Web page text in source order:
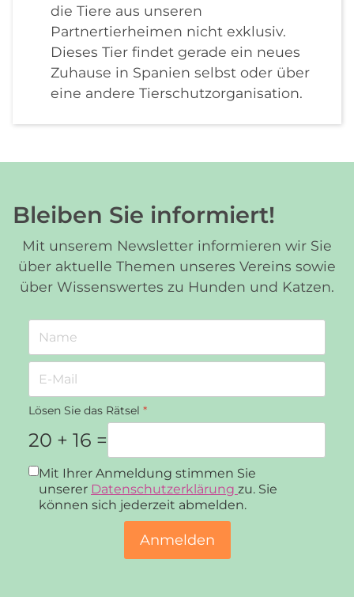
die Tiere aus unseren
Partnertierheimen nicht exklusiv.
Dieses Tier findet gerade ein neues
Zuhause in Spanien selbst oder über
eine andere Tierschutzorganisation.
Bleiben Sie informiert!
Mit unserem Newsletter informieren wir Sie
über aktuelle Themen unseres Vereins sowie
über Wissenswertes zu Hunden und Katzen.
Lösen Sie das Rätsel *
20 + 16 =
Datenschutz*
Mit Ihrer Anmeldung stimmen Sie
unserer Datenschutzerklärung zu. Sie
können sich jederzeit abmelden.
Anmelden